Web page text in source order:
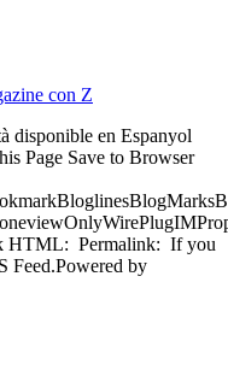
con Z
disponible en Espanyol
Page Save to Browser
HTML: Permalink: If you
Feed.Powered by